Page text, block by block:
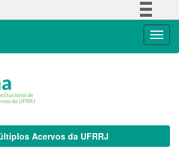
Acervos da UFRRJ